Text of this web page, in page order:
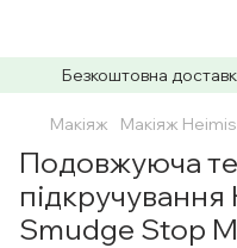
Безкоштовна
Макіяж Макіяж
Подовжуюча
Smudge Stop